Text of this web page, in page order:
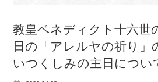
教皇ベネディクト十六世
日の「アレルヤの祈り
いつくしみの主日につい